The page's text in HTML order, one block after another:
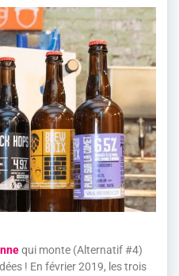
qui monte (Alternatif #4)
! En février 2019, les trois